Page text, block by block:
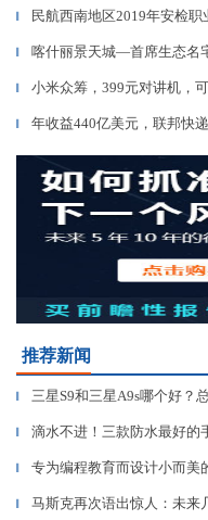
▎ 民航西南地区2019年安检
▎ 喀什丽景天城—首席生态名
▎ 小米众筹，399元对讲机，
▎ 年收益440亿美元，联邦快
推荐新闻
▎ 三星S9和三星A9s哪个好？
▎ 滴水不进！三款防水最好的
▎ 专为编程教育而设计小而美
▎ 马斯克再次语出惊人：未来